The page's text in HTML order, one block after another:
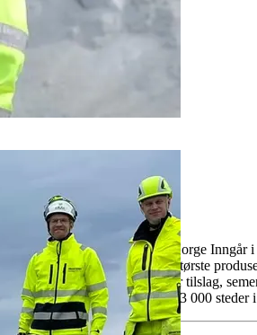
Jobbe hos oss?
Heidelberg Materials Tilslag Norge Inngår
Group, som er en av verdens største
og er markedsledende innenfor tilslag,
har ca. 51 000 ansatte på over 3 000